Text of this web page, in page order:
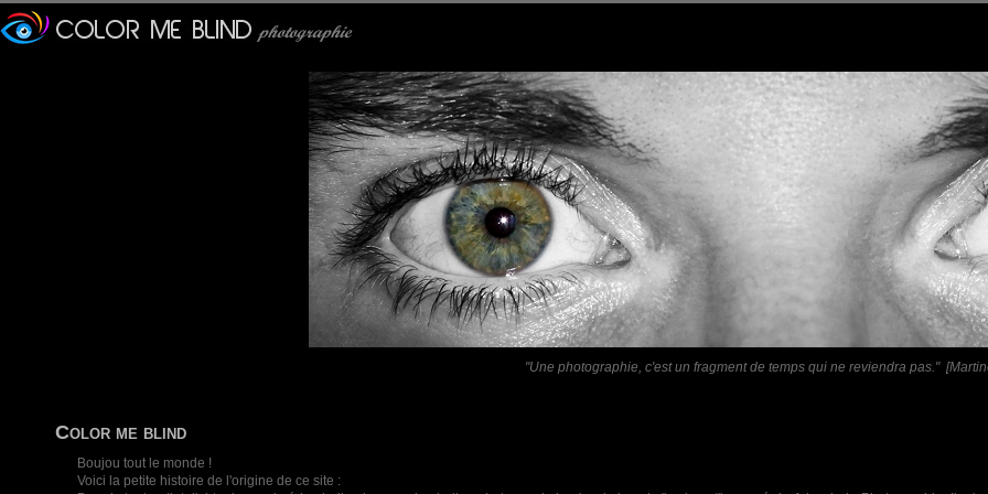
"Une photographie, c'est un fragment de temps qui ne reviendra pas."
Color me blind
Boujou tout le monde !
Voici la petite histoire de l'origine de ce site :